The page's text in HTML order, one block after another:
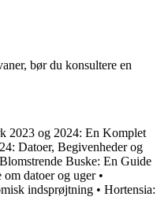
bør du konsultere en
2023 og 2024: En Komplet
Datoer, Begivenheder og
Blomstrende Buske: En Guide
datoer og uger•
indsprøjtning • Hortensia: